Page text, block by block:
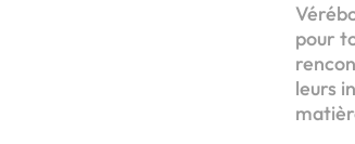
pour
leurs